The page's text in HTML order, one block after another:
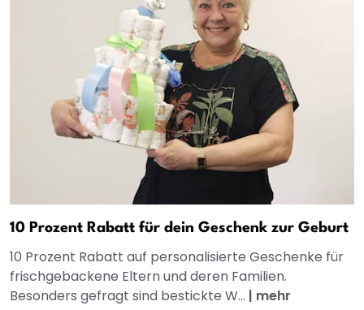
10 Prozent Rabatt für dein Geschenk zur Geburt
10 Prozent Rabatt auf personalisierte Geschenke für
frischgebackene Eltern und deren Familien.
Besonders gefragt sind bestickte W... | mehr